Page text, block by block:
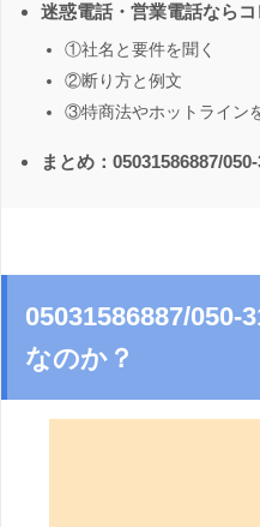
迷惑電話・営業電話なら
①社名と要件を聞く
②断り方と例文
③特商法やホットライン
まとめ：05031586887/
05031586887/050-
なのか？